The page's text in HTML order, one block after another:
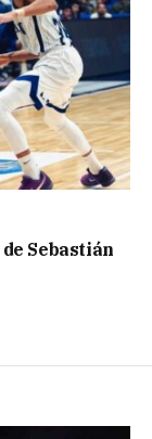
Sebastián